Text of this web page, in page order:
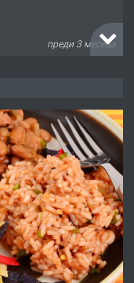
преди 3 месеца
преди 10 месеца
машина -
ЕЦБ
преди 1 година